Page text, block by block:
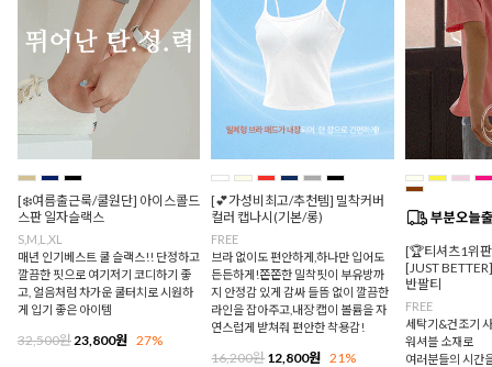
[❄️여름출근룩/쿨원단] 아이스콜드
스판 일자슬랙스
S,M,L,XL
매년 인기베스트 쿨 슬랙스!! 단정하고
깔끔한 핏으로 여기저기 코디하기 좋
고, 얼음처럼 차가운 쿨터치로 시원하
게 입기 좋은 아이템
32,500원 23,800원 27%
[💕가성비최고/추천템] 밀착커버
컬러 캡나시(기본/롱)
FREE
브라 없이도 편안하게,하나만 입어도
든든하게!쫀쫀한 밀착핏이 부유방까
지 안정감 있게 감싸 들뜸 없이 깔끔한
라인을 잡아주고,내장 캡이 볼륨을 자
연스럽게 받쳐줘 편안한 착용감!
16,200원12,800원 21%
[🏆티셔츠1위
[JUST
반팔티
FREE
세탁기&건조기
워셔블 소재로
여러분들의 시간